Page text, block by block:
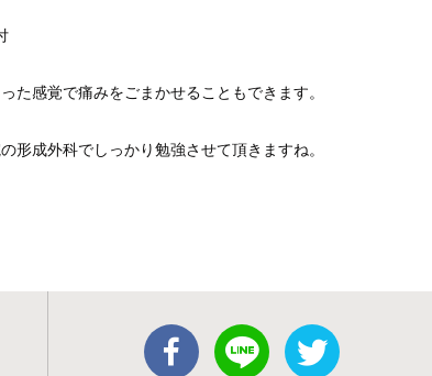
た感覚で痛みをごまかせることもできます。
形成外科でしっかり勉強させて頂きますね。